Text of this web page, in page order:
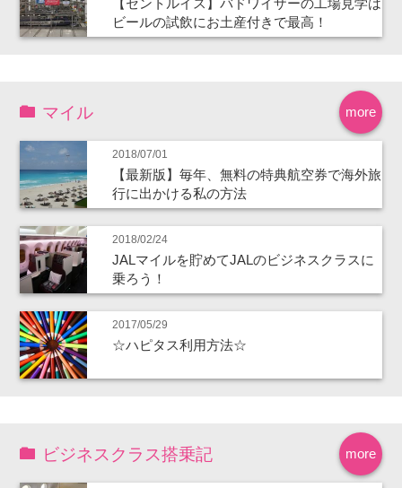
ビールの試飲にお土産付きで最高！
more
マイル
2018/07/01
【最新版】毎年、無料の特典航空券で海外旅
行に出かける私の方法
2018/02/24
JALマイルを貯めてJALのビジネスクラスに
乗ろう！
2017/05/29
☆ハピタス利用方法☆
more
ビジネスクラス搭乗記